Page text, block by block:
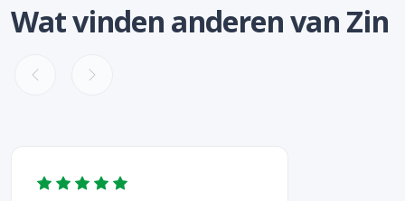
Wat vinden anderen van Zin